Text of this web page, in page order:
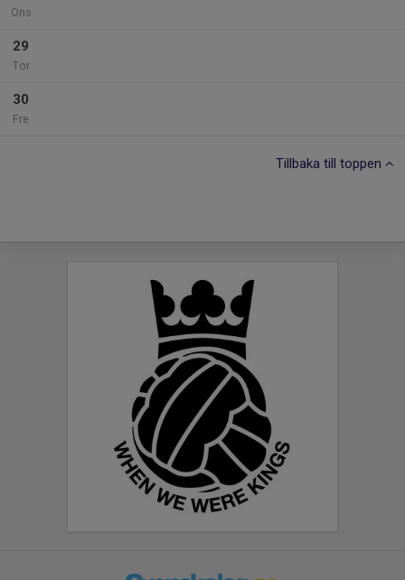
Ons
29
Tor
30
Fre
Tillbaka till toppen